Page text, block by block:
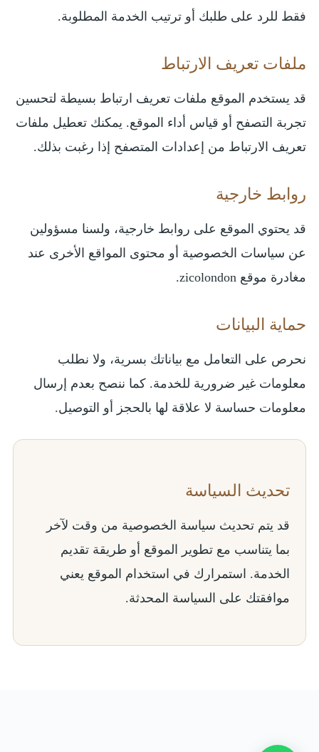
فقط للرد على طلبك أو ترتيب الخدمة المطلوبة.
ملفات تعريف الارتباط
قد يستخدم الموقع ملفات تعريف ارتباط بسيطة لتحسين
تجربة التصفح أو قياس أداء الموقع. يمكنك تعطيل ملفات
تعريف الارتباط من إعدادات المتصفح إذا رغبت بذلك.
روابط خارجية
قد يحتوي الموقع على روابط خارجية، ولسنا مسؤولين
عن سياسات الخصوصية أو محتوى المواقع الأخرى عند
مغادرة موقع zicolondon.
حماية البيانات
نحرص على التعامل مع بياناتك بسرية، ولا نطلب
معلومات غير ضرورية للخدمة. كما ننصح بعدم إرسال
معلومات حساسة لا علاقة لها بالحجز أو التوصيل.
تحديث السياسة
قد يتم تحديث سياسة الخصوصية من وقت لآخر
بما يتناسب مع تطوير الموقع أو طريقة تقديم
الخدمة. استمرارك في استخدام الموقع يعني
موافقتك على السياسة المحدثة.